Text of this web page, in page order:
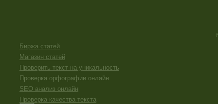
Биржа статей
Магазин статей
Проверить текст на уникальность
Проверка орфографии онлайн
SEO анализ онлайн
Проверка качества текста